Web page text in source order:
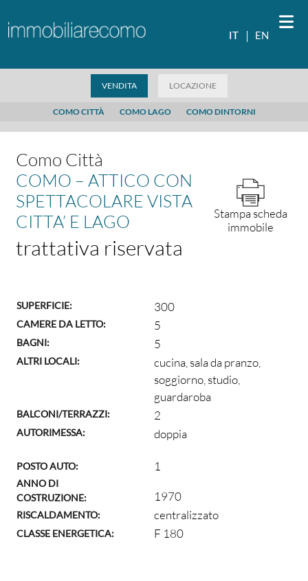
CONTATTI
IT
IT EN
VENDITA LOCAZIONE
COMO CITTÀ COMO LAGO COMO DINTORNI
Como Città
COMO – ATTICO CON
SPETTACOLARE VISTA
CITTA’ E LAGO
trattativa riservata
Stampa scheda
immobile
SUPERFICIE: 300
CAMERE DA LETTO: 5
BAGNI: 5
ALTRI LOCALI:
cucina, sala da pranzo,
soggiorno, studio,
guardaroba
BALCONI/TERRAZZI: 2
AUTORIMESSA: doppia
POSTO AUTO: 1
ANNO DI
COSTRUZIONE:
1970
RISCALDAMENTO: centralizzato
CLASSE ENERGETICA: F 180